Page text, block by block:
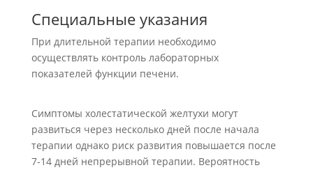
Специальные указания
При длительной терапии необходимо
осуществлять контроль лабораторных
показателей функции печени.
Симптомы холестатической желтухи могут
развиться через несколько дней после начала
терапии однако риск развития повышается после
7-14 дней непрерывной терапии. Вероятность